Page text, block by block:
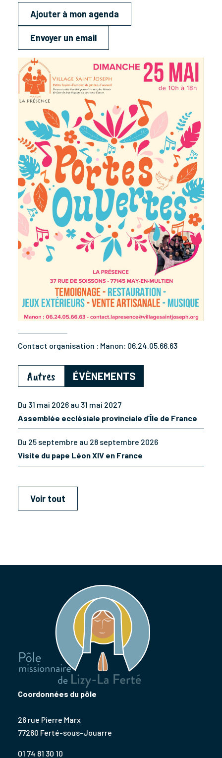
Ajouter à mon agenda
Envoyer un email
Contact organisation : Manon: 06.24.05.66.63
Autres ÉVÈNEMENTS
Du 31 mai 2026 au 31 mai 2027
Assemblée ecclésiale provinciale d’Île de France
Du 25 septembre au 28 septembre 2026
Visite du pape Léon XIV en France
Voir tout
Coordonnées du pôle
26 rue Pierre Marx
77260 Ferté-sous-Jouarre
01 74 81 30 10